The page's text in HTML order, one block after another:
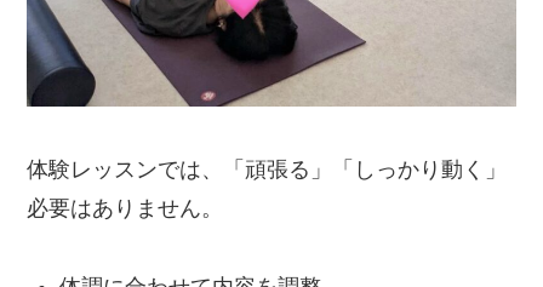
体験レッスンでは、「頑張る」「しっかり動く」
必要はありません。